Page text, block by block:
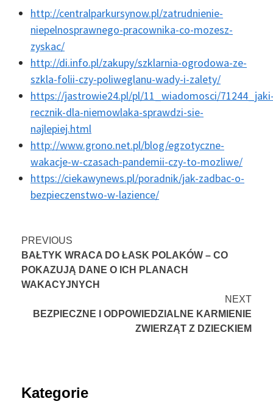
http://centralparkursynow.pl/zatrudnienie-
niepelnosprawnego-pracownika-co-mozesz-
zyskac/
http://di.info.pl/zakupy/szklarnia-ogrodowa-ze-
szkla-folii-czy-poliweglanu-wady-i-zalety/
https://jastrowie24.pl/pl/11_wiadomosci/
recznik-dla-niemowlaka-sprawdzi-sie-
najlepiej.html
http://www.grono.net.pl/blog/egzotyczne-
wakacje-w-czasach-pandemii-czy-to-mozliwe/
https://ciekawynews.pl/poradnik/jak-zadbac-o-
bezpieczenstwo-w-lazience/
Continue
Reading
PREVIOUS
BAŁTYK WRACA DO ŁASK POLAKÓW – CO
POKAZUJĄ DANE O ICH PLANACH
WAKACYJNYCH
NEXT
BEZPIECZNE I ODPOWIEDZIALNE KARMIENIE
ZWIERZĄT Z DZIECKIEM
Kategorie